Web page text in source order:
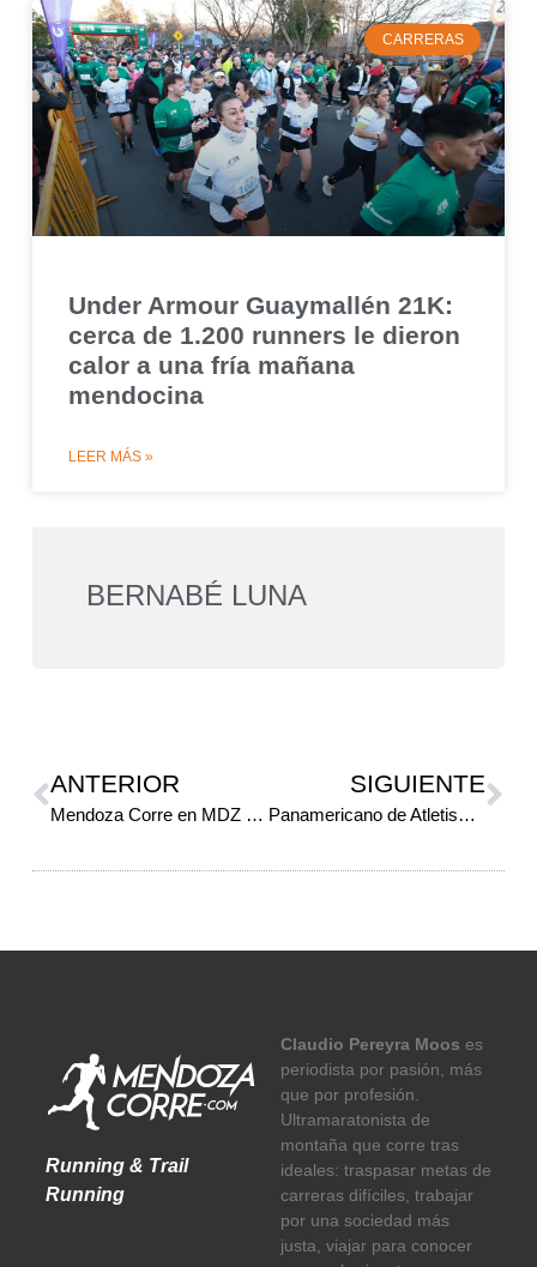
CARRERAS
Under Armour Guaymallén 21K:
cerca de 1.200 runners le dieron
calor a una fría mañana
mendocina
LEER MÁS »
BERNABÉ LUNA
ANTERIOR
Mendoza Corre en MDZ Radio: todo el panorama del running y atletismo mendocino
SIGUIENTE
Panamericano de Atletismo Medellín 2026: días y horarios de los argentinos
Running & Trail
Running
Claudio Pereyra Moos es
periodista por pasión, más
que por profesión.
Ultramaratonista de
montaña que corre tras
ideales: traspasar metas de
carreras difíciles, trabajar
por una sociedad más
justa, viajar para conocer